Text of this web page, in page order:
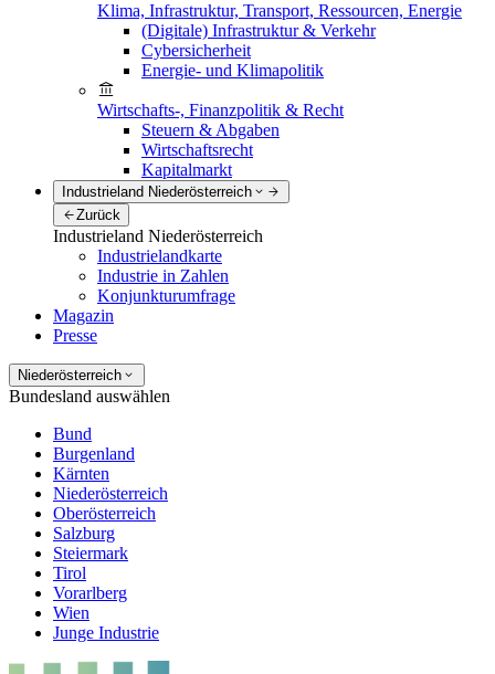
Klima, Infrastruktur, Transport, Ressourcen, Energie
(Digitale) Infrastruktur & Verkehr
Cybersicherheit
Energie- und Klimapolitik
Wirtschafts-, Finanzpolitik & Recht
Steuern & Abgaben
Wirtschaftsrecht
Kapitalmarkt
Industrieland Niederösterreich
Zurück
Industrieland Niederösterreich
Industrielandkarte
Industrie in Zahlen
Konjunkturumfrage
Magazin
Presse
Niederösterreich
Bundesland auswählen
Bund
Burgenland
Kärnten
Niederösterreich
Oberösterreich
Salzburg
Steiermark
Tirol
Vorarlberg
Wien
Junge Industrie